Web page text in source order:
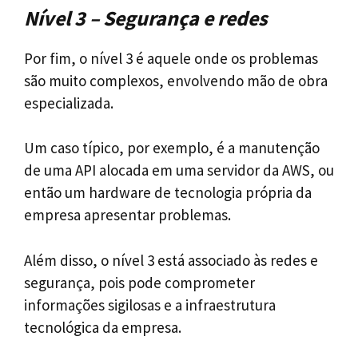
Nível 3 – Segurança e redes
Por fim, o nível 3 é aquele onde os problemas
são muito complexos, envolvendo mão de obra
especializada.
Um caso típico, por exemplo, é a manutenção
de uma API alocada em uma servidor da AWS, ou
então um hardware de tecnologia própria da
empresa apresentar problemas.
Além disso, o nível 3 está associado às redes e
segurança, pois pode comprometer
informações sigilosas e a infraestrutura
tecnológica da empresa.